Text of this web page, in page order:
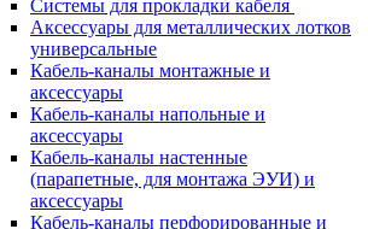
Системы для прокладки кабеля
Аксессуары для металлических лотков
универсальные
Кабель-каналы монтажные и
аксессуары
Кабель-каналы напольные и
аксессуары
Кабель-каналы настенные
(парапетные, для монтажа ЭУИ) и
аксессуары
Кабель-каналы перфорированные и